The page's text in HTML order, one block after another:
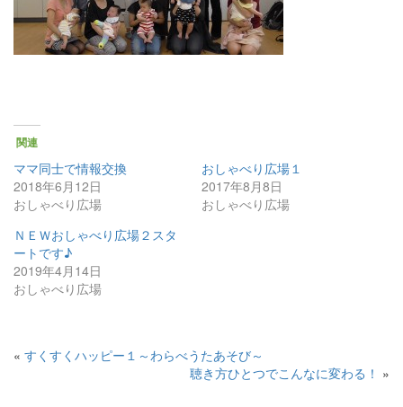
関連
ママ同士で情報交換
2018年6月12日
おしゃべり広場
おしゃべり広場１
2017年8月8日
おしゃべり広場
ＮＥＷおしゃべり広場２スタ
ートです♪
2019年4月14日
おしゃべり広場
« すくすくハッピー１～わらべうたあそび～
聴き方ひとつでこんなに変わる！ »